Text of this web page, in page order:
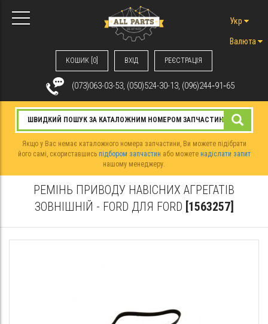
КОШИК [0] ВХIД РЕЄСТРАЦІЯ
Укр
Валюта
(073)063-03-53, (050)524-30-13, (096)244‑91‑65
Якщо у Вас немає каталожного номера запчастини, Ви можете підібрати
його самі, скориставшись підбором запчастин або можете надіслати запит
нашому менеджеру.
РЕМІНЬ ПРИВОДУ НАВІСНИХ АГРЕГАТІВ
ЗОВНІШНІЙ - FORD ДЛЯ FORD [1563257]